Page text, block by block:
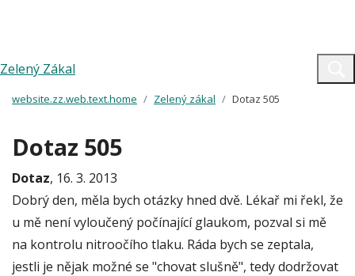
Zelený Zákal
website.zz.web.text.home Zelený zákal Dotaz 505
Dotaz 505
Dotaz, 16. 3. 2013
Dobrý den, měla bych otázky hned dvě. Lékař mi řekl, že
u mě není vyloučený počínající glaukom, pozval si mě
na kontrolu nitroočího tlaku. Ráda bych se zeptala,
jestli je nějak možné se "chovat slušně", tedy dodržovat